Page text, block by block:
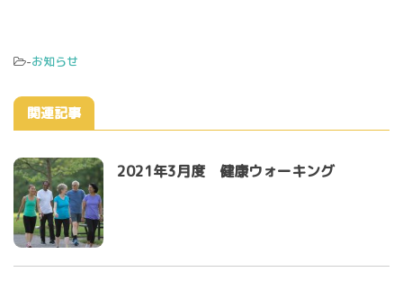
-お知らせ
関連記事
2021年3月度 健康ウォーキング